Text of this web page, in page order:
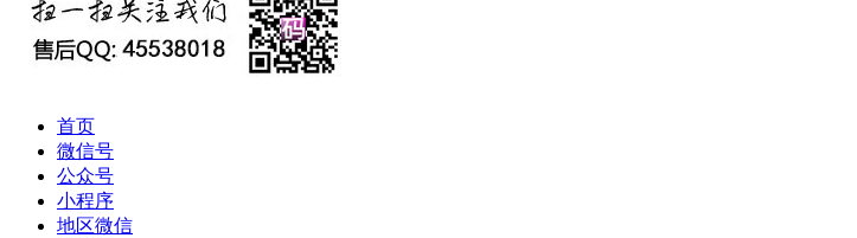
首页
微信号
公众号
小程序
地区微信